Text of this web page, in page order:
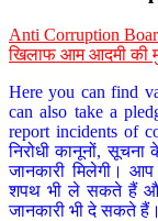
Anti Corruption
खिलाफ आम आदमी की
Here you can find
can also take a
report incidents of
निरोधी कानूनों,
जानकारी मिलेगी।
शपथ भी ले सकते हैं और
जानकारी भी दे सकते हैं।